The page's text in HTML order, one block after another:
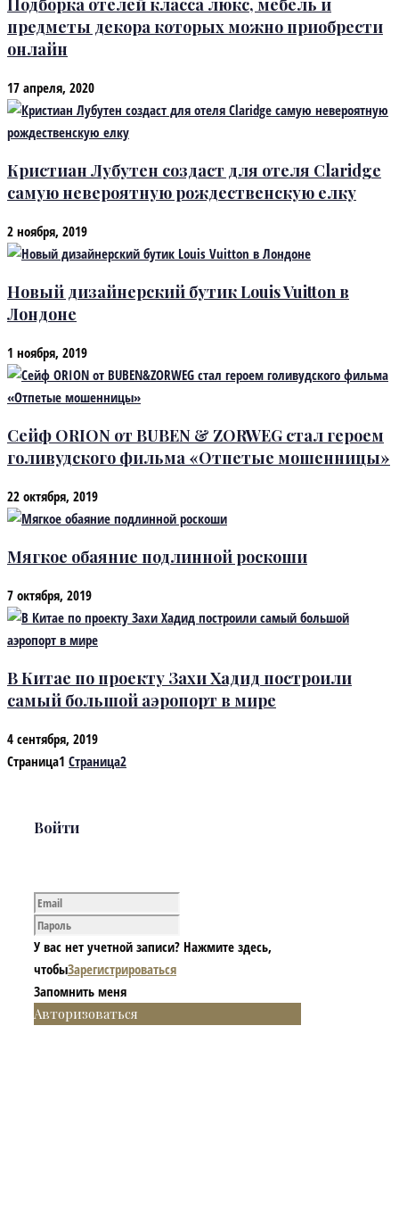
Подборка отелей класса люкс, мебель и
предметы декора которых можно приобрести
онлайн
17 апреля, 2020
Кристиан Лубутен создаст для отеля Claridge
самую невероятную рождественскую елку
2 ноября, 2019
Новый дизайнерский бутик Louis Vuitton в
Лондоне
1 ноября, 2019
Сейф ORION от BUBEN & ZORWEG стал героем
голивудского фильма «Отпетые мошенницы»
22 октября, 2019
Мягкое обаяние подлинной роскоши
7 октября, 2019
В Китае по проекту Захи Хадид построили
самый большой аэропорт в мире
4 сентября, 2019
Страница1 Страница2
Войти
У вас нет учетной записи? Нажмите здесь,
чтобыЗарегистрироваться
Запомнить меня
Авторизоваться